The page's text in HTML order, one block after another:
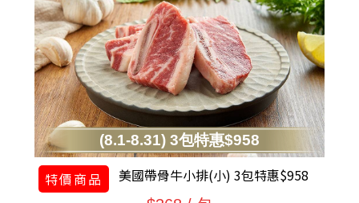
(8.1-8.31) 3包特惠$958
特價商品 美國帶骨牛小排(小) 3包特惠$958